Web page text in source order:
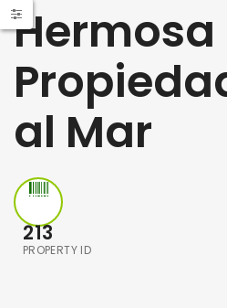
Hermosa
al Mar
213
PROPERTY ID